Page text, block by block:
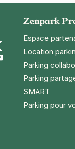
18-
Réserver
+ Abonnements
5
Zenpark
Espace
Location
Parking
Parking
SMART
Parking pour